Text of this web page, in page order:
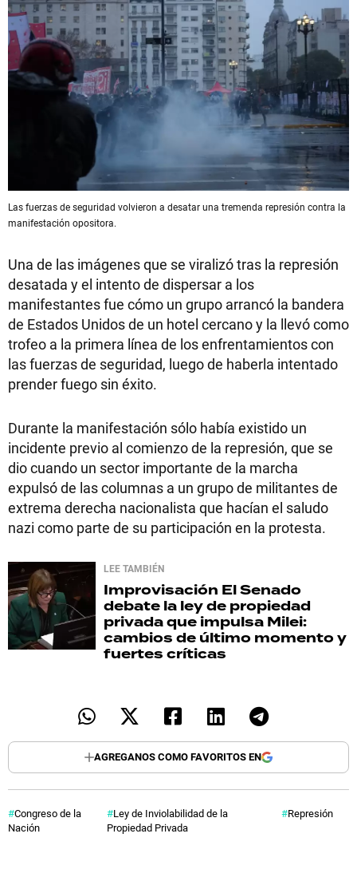
Las fuerzas de seguridad volvieron a desatar una tremenda represión contra la
manifestación opositora.
Una de las imágenes que se viralizó tras la represión
desatada y el intento de dispersar a los
manifestantes fue cómo un grupo arrancó la bandera
de Estados Unidos de un hotel cercano y la llevó como
trofeo a la primera línea de los enfrentamientos con
las fuerzas de seguridad, luego de haberla intentado
prender fuego sin éxito.
Durante la manifestación sólo había existido un
incidente previo al comienzo de la represión, que se
dio cuando un sector importante de la marcha
expulsó de las columnas a un grupo de militantes de
extrema derecha nacionalista que hacían el saludo
nazi como parte de su participación en la protesta.
LEE TAMBIÉN
Improvisación El Senado
debate la ley de propiedad
privada que impulsa Milei:
cambios de último momento y
fuertes críticas
AGREGANOS COMO FAVORITOS EN
Congreso de la
Nación
Ley de Inviolabilidad de la
Propiedad Privada
Represión